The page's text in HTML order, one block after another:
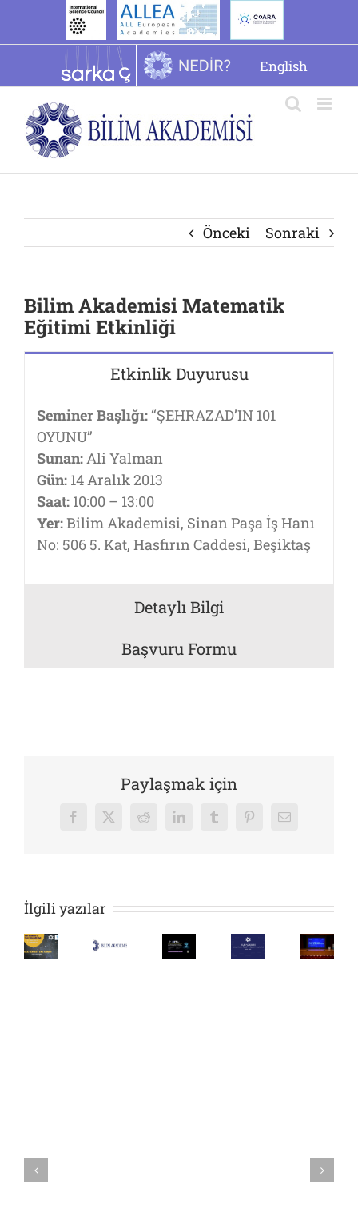
English
Önceki Sonraki
Bilim Akademisi Matematik
Eğitimi Etkinliği
Etkinlik Duyurusu
Seminer Başlığı: “ŞEHRAZAD’IN 101
OYUNU”
Sunan:Ali Yalman
Gün: 14 Aralık 2013
Saat: 10:00 – 13:00
Yer:Bilim Akademisi, Sinan Paşa İş Hanı
No: 506 5. Kat, Hasfırın Caddesi, Beşiktaş
Detaylı Bilgi
Başvuru Formu
Paylaşmak için
Facebook
X Reddit LinkedInTumblrPinterest
E-
İlgili yazılar